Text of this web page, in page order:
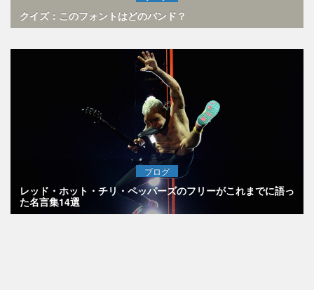
クイズ：このフォントはどのバンド？
ブログ
レッド・ホット・チリ・ペッパーズのフリーがこれまでに語っ
た名言集14選